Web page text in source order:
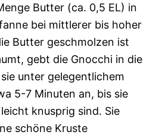
Butter (ca. 0,5 EL) in
bei mittlerer bis hoher
Butter geschmolzen ist
gebt die Gnocchi in die
unter gelegentlichem
5-7 Minuten an, bis sie
knusprig sind. Sie
schöne Kruste